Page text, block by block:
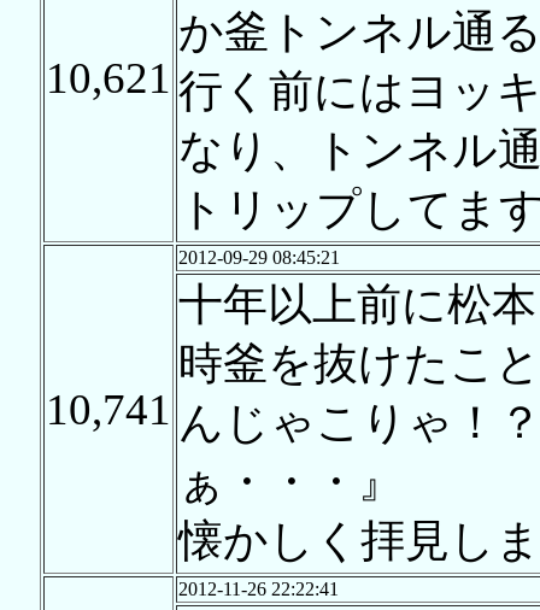
10,621
か釜トンネル通
行く前にはヨッ
なり、トンネル
トリップしてま
10,741
2012-09-29 08:45:21
十年以上前に松
時釜を抜けたこ
んじゃこりゃ！
ぁ・・・』
懐かしく拝見し
2012-11-26 22:22:41